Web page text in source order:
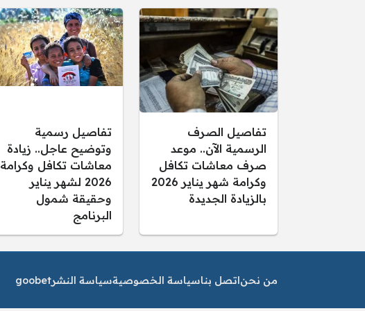
تفاصيل الصرف
الرسمية الآن.. موعد
صرف معاشات تكافل
وكرامة شهر يناير 2026
بالزيادة الجديدة
تفاصيل رسمية
وتوضيح عاجل.. زيادة
معاشات تكافل وكرامة
2026 لشهر يناير
وحقيقة شمول
البرنامج
من نحناتصل بناسياسة الخصوصيةسياسة النشرgoobet